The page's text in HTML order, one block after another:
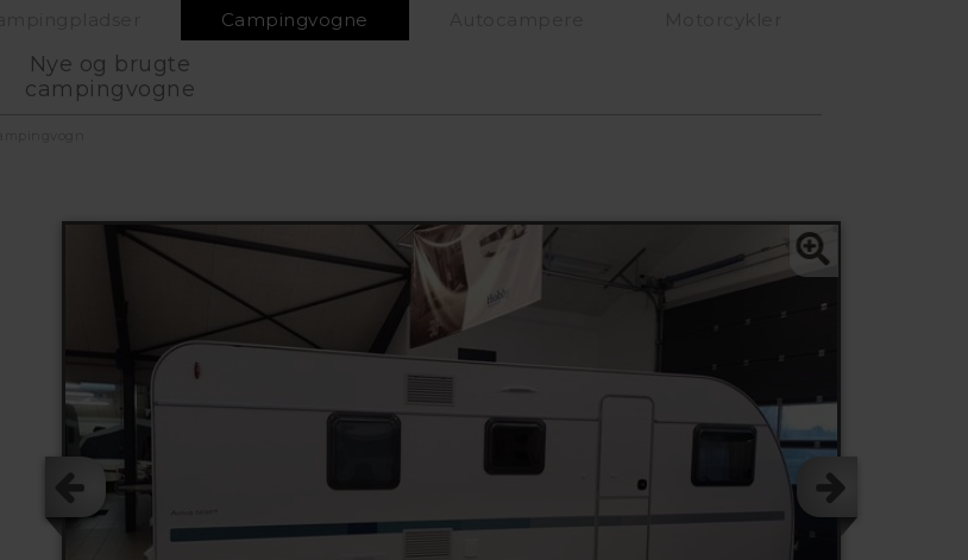
Campingvogne
Nye og brugte
campingvogne